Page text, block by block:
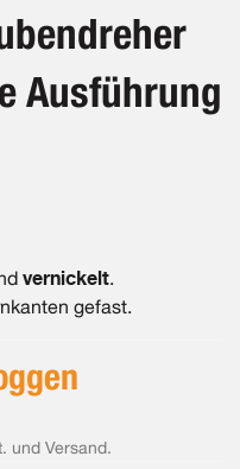
Ausführung
vernickelt.
gefast.
und Versand.